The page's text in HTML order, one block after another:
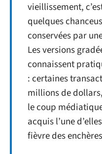
vieillissement,
quelques
conservées par
Les versions
connaissent
: certaines
millions de
le coup
acquis l’une
fièvre des